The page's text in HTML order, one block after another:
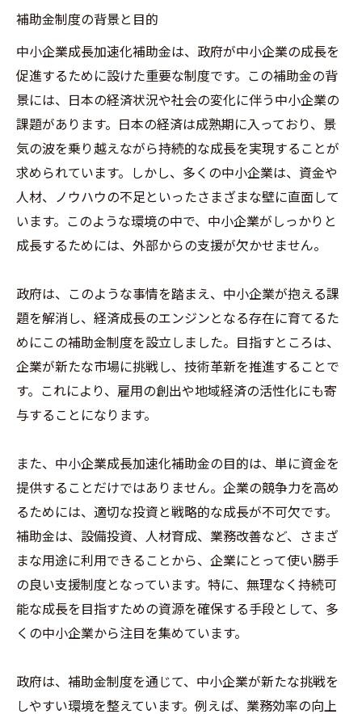
補助金制度の背景と目的
中小企業成長加速化補助金は、政府が中小企業の成長を
促進するために設けた重要な制度です。この補助金の背
景には、日本の経済状況や社会の変化に伴う中小企業の
課題があります。日本の経済は成熟期に入っており、景
気の波を乗り越えながら持続的な成長を実現することが
求められています。しかし、多くの中小企業は、資金や
人材、ノウハウの不足といったさまざまな壁に直面して
います。このような環境の中で、中小企業がしっかりと
成長するためには、外部からの支援が欠かせません。
政府は、このような事情を踏まえ、中小企業が抱える課
題を解消し、経済成長のエンジンとなる存在に育てるた
めにこの補助金制度を設立しました。目指すところは、
企業が新たな市場に挑戦し、技術革新を推進することで
す。これにより、雇用の創出や地域経済の活性化にも寄
与することになります。
また、中小企業成長加速化補助金の目的は、単に資金を
提供することだけではありません。企業の競争力を高め
るためには、適切な投資と戦略的な成長が不可欠です。
補助金は、設備投資、人材育成、業務改善など、さまざ
まな用途に利用できることから、企業にとって使い勝手
の良い支援制度となっています。特に、無理なく持続可
能な成長を目指すための資源を確保する手段として、多
くの中小企業から注目を集めています。
政府は、補助金制度を通じて、中小企業が新たな挑戦を
しやすい環境を整えています。例えば、業務効率の向上